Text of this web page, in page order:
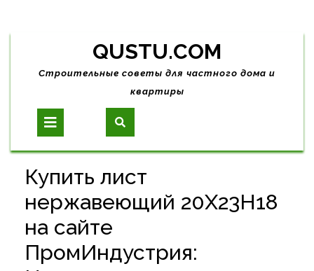
Skip
content
QUSTU.COM
Строительные советы для частного дома и
квартиры
Open
Button
Купить лист
нержавеющий 20Х23Н18
на сайте
ПромИндустрия: